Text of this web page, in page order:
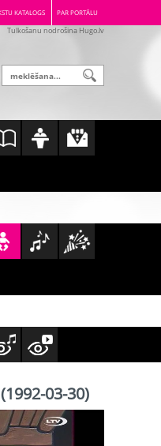
KATALOGS PAR PORTĀLU
Tulkošanu nodrošina Hugo.lv
03-30)